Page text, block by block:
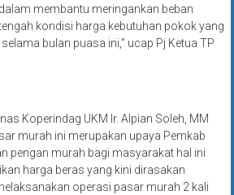
membantu meringankan beban
kondisi harga kebutuhan pokok yang
bulan puasa ini,” ucap Pj Ketua TP
Koperindag UKM Ir. Alpian Soleh, MM
murah ini merupakan upaya Pemkab
pengan murah bagi masyarakat hal ini
harga beras yang kini dirasakan
operasi pasar murah 2 kali